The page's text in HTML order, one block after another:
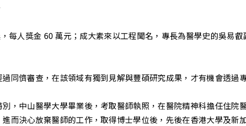
每人獎金 60 萬元；成大素來以工程聞名，專長為醫學史的吳易
同儕審查，在該領域有獨到見解與豐碩研究成果，才有機會透過
，中山醫學大學畢業後，考取醫師執照，在醫院精神科擔任住院
而決心放棄醫師的工作，取得博士學位後，先後在香港大學及新